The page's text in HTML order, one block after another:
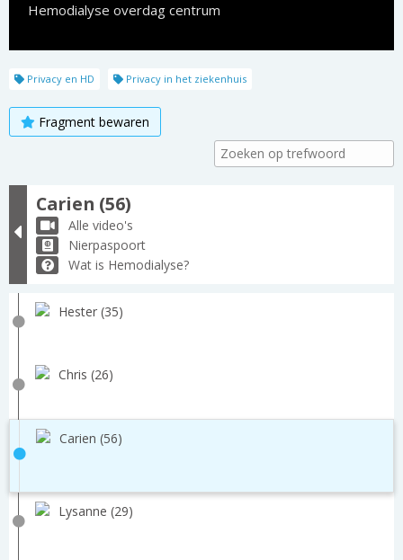
Hemodialyse overdag centrum
Privacy en HD Privacy in het ziekenhuis
Fragment bewaren
Carien (56)
Alle video's
Nierpaspoort
Wat is Hemodialyse?
Hester (35)
Chris (26)
Carien (56)
Lysanne (29)